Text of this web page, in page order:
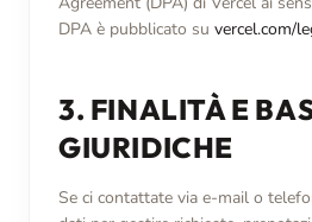
DPA è pubblicato su vercel.com/
3. FINALITÀ E
GIURIDICHE
Se ci contattate via e-mail o